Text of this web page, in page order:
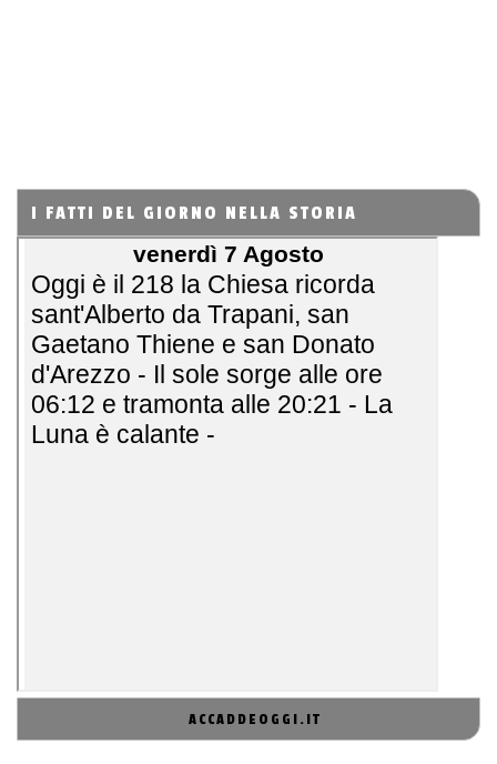
I FATTI DEL GIORNO NELLA STORIA
ACCADDEOGGI.IT